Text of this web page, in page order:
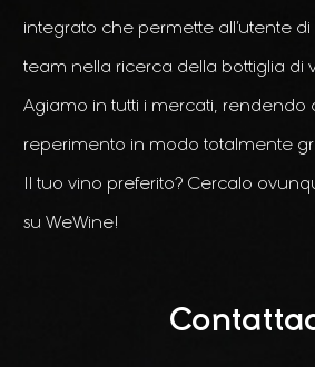
integrato che permette all’utente
team nella ricerca della bottiglia di
Agiamo in tutti i mercati, rendendo
reperimento in modo totalmente
Il tuo vino preferito? Cercalo
su WeWine!